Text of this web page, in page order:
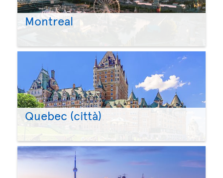
Montreal
Quebec (città)